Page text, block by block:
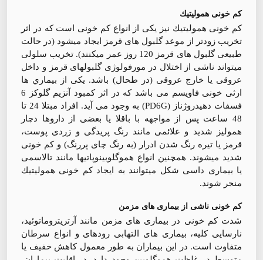
كم خونی هموليتيك
كم خونی هموليتيك نيز يكی از انواع كم خونی است كه در اثر
تخريب زودتر از موعد گلبول های قرمز ايجاد ميشود (در حالت
طبيعی گلبول های قرمز 120 روز عمر ميكنند). تخريب سلولی
ميتواند ناشی از اختلال در مورفولوژی گلبولهای قرمز و داخل
عروقی يا خارج عروقی (در طحال) باشد. يكی از بيماري ها
ارثی خونی فاويسم می باشد كه در اثر كمبود آنزيم گلوكز 6
فسفات دهيدروژناز (PD6G) به وجود می آيد. افراد مبتلا 24 تا
48 ساعت پس از مواجهه با باقلا يا بعضی از داروها دچار
هموليز شديد و علائمی مانند رنگ پريدگی و زردی پوست،
قرمز يا تيره رنگ شدن ادرار (به رنگ چای پررنگ) و كم خونی
شديد ميشوند. همچنين انواع هموگلوبينوپاتيها مانند تالاسمی
يا بيماری داسی شكل ميتوانند به ايجاد كم خونی هموليتيك
منجر شوند.
کم خونی ناشی از بيماری های مزمن
شدت كم خونی در بيماری های مزمن مانند آرتريتروماتوئيد،
نارسايی كليه، بيماری های التهابی رودهای و انواع سرطان
متفاوت است. در اين بيماران به طور معمول كاهش خفيف يا